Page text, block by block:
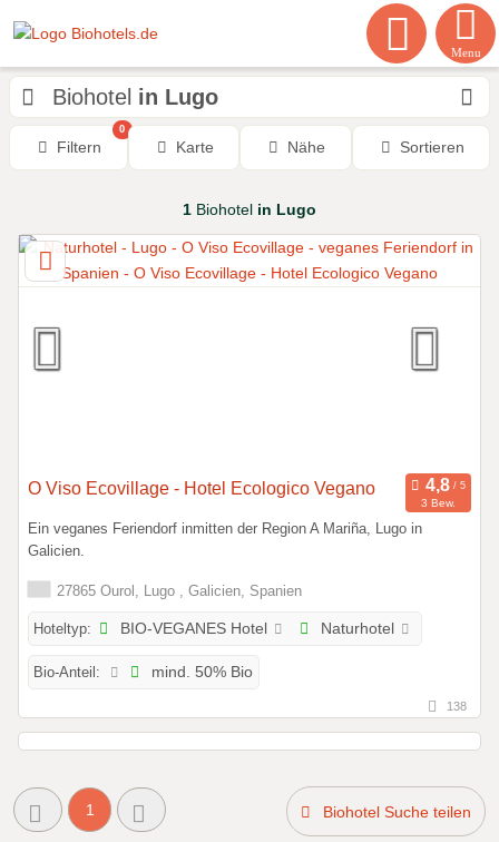
Menu
Biohotel in Lugo
Filtern
0
Karte Nähe Sortieren
1 Biohotel in Lugo
O Viso Ecovillage - Hotel Ecologico Vegano
3 Bew.
Ein veganes Feriendorf inmitten der Region A Mariña, Lugo in
Galicien.
27865 Ourol, Lugo , Galicien, Spanien
Hoteltyp: BIO-VEGANES Hotel Naturhotel
Bio-Anteil: mind. 50% Bio
138
1 Biohotel Suche teilen